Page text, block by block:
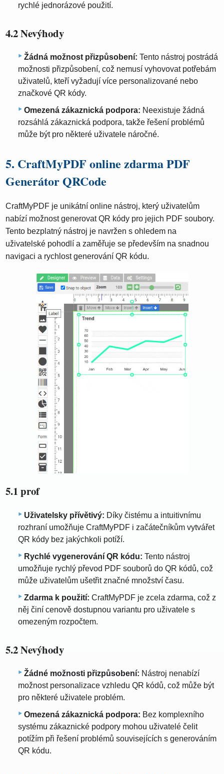
rychlé jednorázové použití.
4.2 Nevýhody
Žádná možnost přizpůsobení: Tento nástroj postrádá
možnosti přizpůsobení, což nemusí vyhovovat potřebám
uživatelů, kteří vyžadují více personalizované nebo
značkové QR kódy.
Omezená zákaznická podpora: Neexistuje žádná
rozsáhlá zákaznická podpora, takže řešení problémů
může být pro některé uživatele náročné.
5. CraftMyPDF online zdarma PDF
Generátor QRCode
CraftMyPDF je unikátní online nástroj, který uživatelům
nabízí možnost generovat QR kódy pro jejich PDF soubory.
Tento bezplatný nástroj je navržen s ohledem na
uživatelské pohodlí a zaměřuje se především na snadnou
navigaci a rychlost generování QR kódu.
5.1 prof
Uživatelsky přívětivý: Díky čistému a intuitivnímu
rozhraní umožňuje CraftMyPDF i začátečníkům vytvářet
QR kódy bez jakýchkoli potíží.
Rychlé vygenerování QR kódu: Tento nástroj
umožňuje rychlý převod PDF souborů do QR kódů, což
může uživatelům ušetřit značné množství času.
Zdarma k použití: CraftMyPDF je zcela zdarma, což z
něj činí cenově dostupnou variantu pro uživatele s
omezeným rozpočtem.
5.2 Nevýhody
Žádné možnosti přizpůsobení: Nástroj nenabízí
možnost personalizace vzhledu QR kódů, což může být
pro některé uživatele problém.
Omezená zákaznická podpora: Bez komplexního
systému zákaznické podpory mohou uživatelé čelit
potížím při řešení problémů souvisejících s generováním
QR kódu.